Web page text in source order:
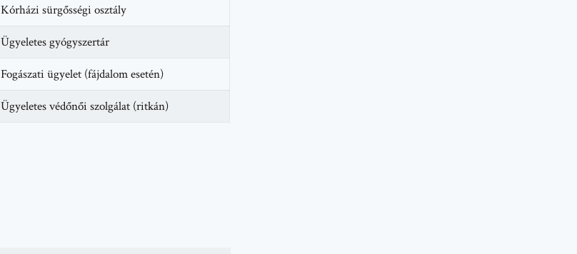
Kórházi sürgősségi osztály
Ügyeletes gyógyszertár
Fogászati ügyelet (fájdalom esetén)
Ügyeletes védőnői szolgálat (ritkán)